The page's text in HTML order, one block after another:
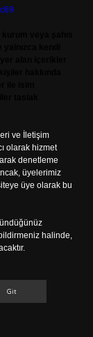
ve İletişim
olarak hizmet
denetleme
üyelerimiz
üye olarak bu
halinde,